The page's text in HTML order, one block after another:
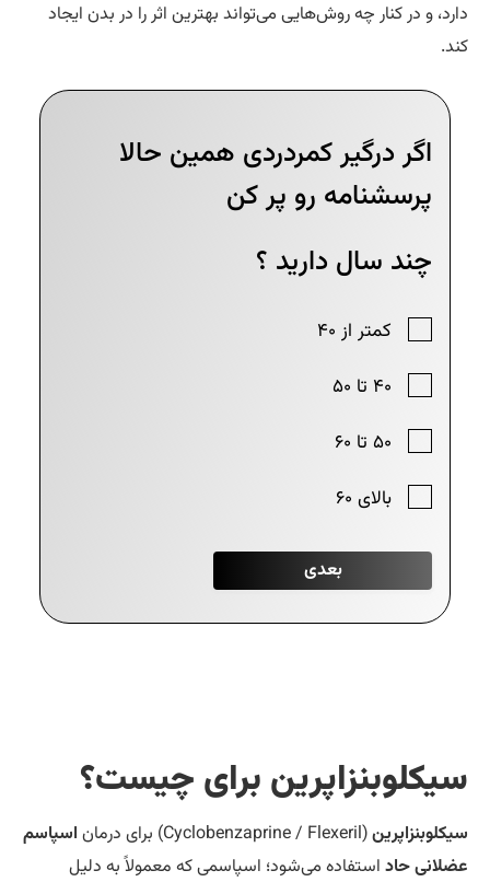
و در کنار چه روش‌هایی می‌تواند بهترین اثر را در بدن ایجاد
برای چیست؟
(Cyclobenzaprine / Flexeril) برای درمان
اسپاسم
حاداستفاده می‌شود؛ اسپاسمی که معمولاً به دلیل